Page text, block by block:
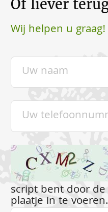
Of liever
Wij helpen u graag!
script bent door
plaatje in te voeren.